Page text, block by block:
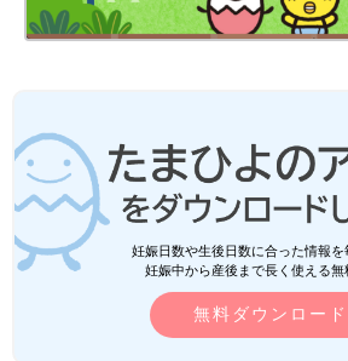
妊娠日数や生後日数に合った情報を
妊娠中から産後まで長く使える無
無料ダウンロード